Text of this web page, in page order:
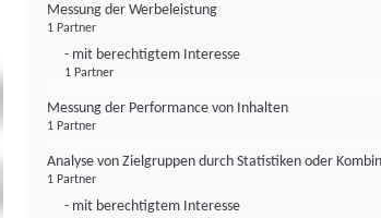
Messung der Werbeleistung
1 Partner
- mit berechtigtem Interesse
1 Partner
Messung der Performance von Inhalten
1 Partner
Analyse von Zielgruppen durch Statistiken oder
1 Partner
- mit berechtigtem Interesse